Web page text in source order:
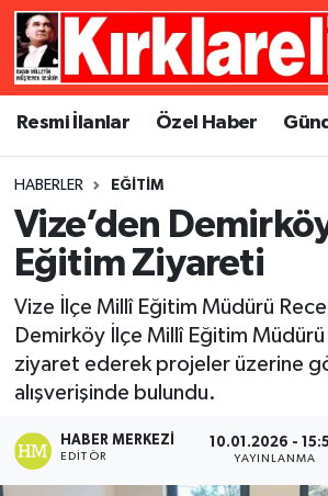
Resmi İlanlar Özel Haber
HABERLER EĞITIM
Vize’den
Eğitim Ziyareti
Vize İlçe Millî Eğitim Müdürü
Demirköy İlçe Millî Eğitim Müdürü
ziyaret ederek projeler üzerine
alışverişinde bulundu.
HABER MERKEZI
EDITÖR
10.01.2026 -
YAYINLANMA
Resmi İlanlar
Gündem
Ekonomi
Siyaset
Spor
Asayiş
Dünya
Eğitim
Kültür Sanat
Magazin
Künye
Gizlilik Sözleşmesi
Merkez Nöbetçi Eczaneler
Merkez Trafik Yoğunluk Haritası
Süper Lig Puan Durumu ve
Tüm Manşetler
Son Dakika Haberleri